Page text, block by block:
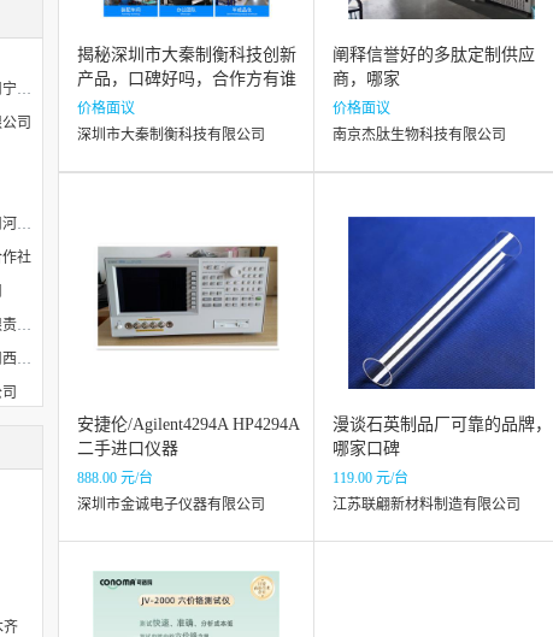
安盛天平财产保险股份有限公司宁海营销服务部
司
安盛天平财产保险股份有限公司河北分公司
社
西安天平机动车驾驶员培训有限责任公司东关南街分公司
安盛天平财产保险股份有限公司西安中心支公司
齐
揭秘深圳市大秦制衡科技创新
产品，口碑好吗，合作方有谁
价格面议
深圳市大秦制衡科技有限公司
阐释信誉好的多肽定制供应
商，哪家
价格面议
南京杰肽生物科技有限公司
安捷伦/Agilent4294A HP4294A
二手进口仪器
888.00 元/台
深圳市金诚电子仪器有限公司
漫谈石英制品厂可靠的品牌，
哪家口碑
119.00 元/台
江苏联翩新材料制造有限公司